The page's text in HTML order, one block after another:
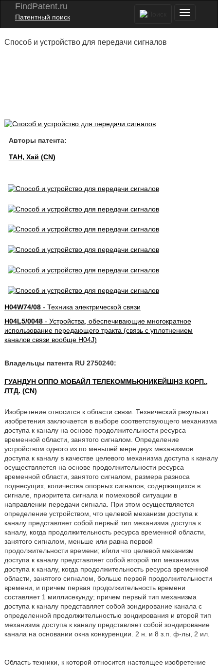
FindPatent.ru
Патентный поиск
Способ и устройство для передачи сигналов
Авторы патента:
ТАН, Хай (CN)
H04W74/08- Техника электрической связи
H04L5/0048- Устройства, обеспечивающие многократное
использование передающего тракта (связь с уплотнением
каналов связи вообще H04J)
Владельцы патента RU 2750240:
ГУАНДУН ОППО МОБАЙЛ ТЕЛЕКОММЬЮНИКЕЙШНЗ КОРП.,
ЛТД. (CN)
Изобретение относится к области связи. Технический результат
изобретения заключается в выборе соответствующего механизма
доступа к каналу на основе продолжительности ресурса
временной области, занятого сигналом. Определение
устройством одного из по меньшей мере двух механизмов
доступа к каналу в качестве целевого механизма доступа к каналу
осуществляется на основе продолжительности ресурса
временной области, занятого сигналом, размера разноса
поднесущих, количества опорных сигналов, содержащихся в
сигнале, приоритета сигнала и помеховой ситуации в
направлении передачи сигнала. При этом осуществляется
определение устройством, что целевой механизм доступа к
каналу представляет собой первый тип механизма доступа к
каналу, когда продолжительность ресурса временной области,
занятого сигналом, меньше или равна первой
продолжительности времени; и/или что целевой механизм
доступа к каналу представляет собой второй тип механизма
доступа к каналу, когда продолжительность ресурса временной
области, занятого сигналом, больше первой продолжительности
времени, и причем первая продолжительность времени
составляет 1 миллисекунду; причем первый тип механизма
доступа к каналу представляет собой зондирование канала с
определенной продолжительностью зондирования и второй тип
механизма доступа к каналу представляет собой зондирование
канала на основании окна конкуренции. 2 н. и 8 з.п. ф-лы, 2 ил.
Область техники, к которой относится настоящее изобретение